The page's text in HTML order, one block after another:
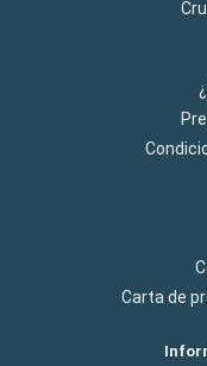
Carta de